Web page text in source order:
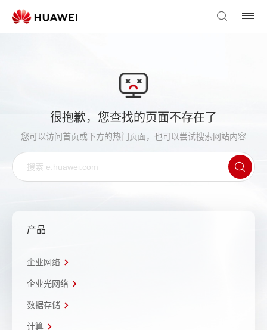
很抱歉，您查找的页面不存在了
您可以访问首页或下方的热门页面，也可以尝试搜索网站内容
产品
企业网络
企业光网络
数据存储
计算